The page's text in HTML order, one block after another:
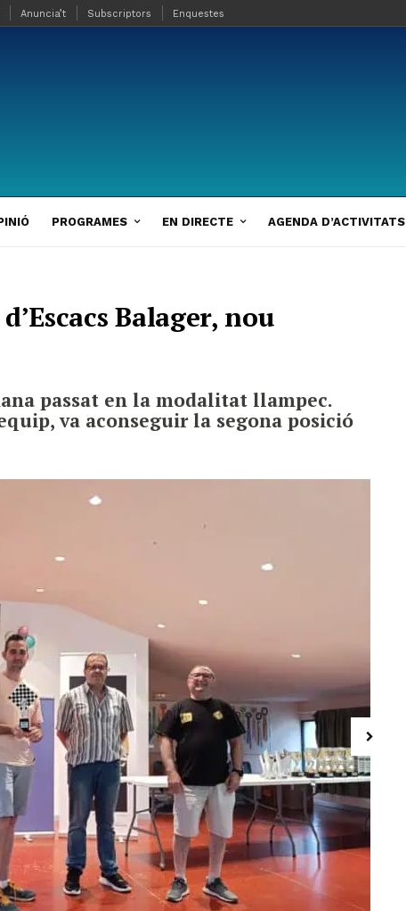
Anuncia’t Subscriptors Enquestes
PROGRAMES EN DIRECTE AGENDA D’ACTIVITATS
Balager, nou
passat en la modalitat llampec.
va aconseguir la segona posició